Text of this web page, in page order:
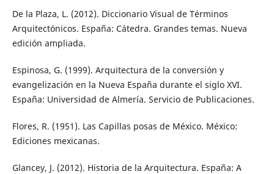
De la Plaza, L. (2012). Diccionario Visual de Términos
Arquitectónicos. España: Cátedra. Grandes temas. Nueva
edición ampliada.
Espinosa, G. (1999). Arquitectura de la conversión y
evangelización en la Nueva España durante el siglo XVI.
España: Universidad de Almería. Servicio de Publicaciones.
Flores, R. (1951). Las Capillas posas de México. México:
Ediciones mexicanas.
Glancey, J. (2012). Historia de la Arquitectura. España: A